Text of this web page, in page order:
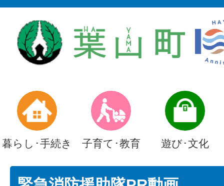
暮らし･手続き 子育て･教育 遊び･文化